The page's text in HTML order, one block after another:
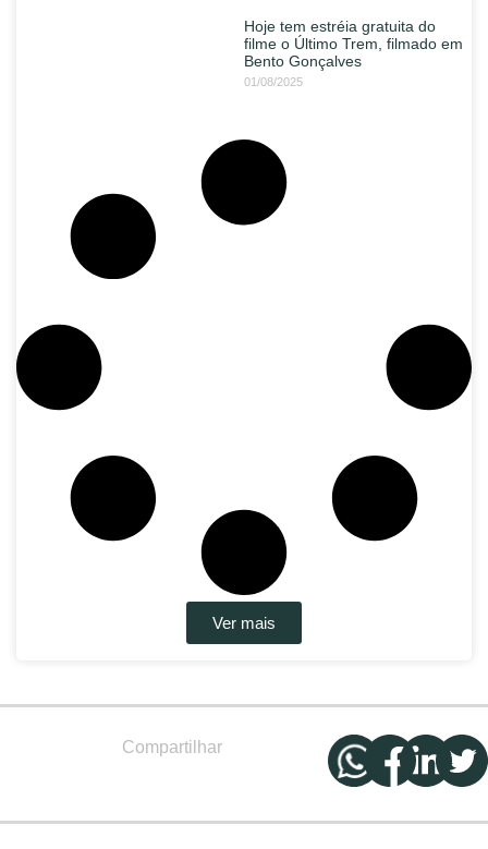
Hoje tem estréia gratuita do
filme o Último Trem, filmado em
Bento Gonçalves
01/08/2025
Ver mais
Compartilhar